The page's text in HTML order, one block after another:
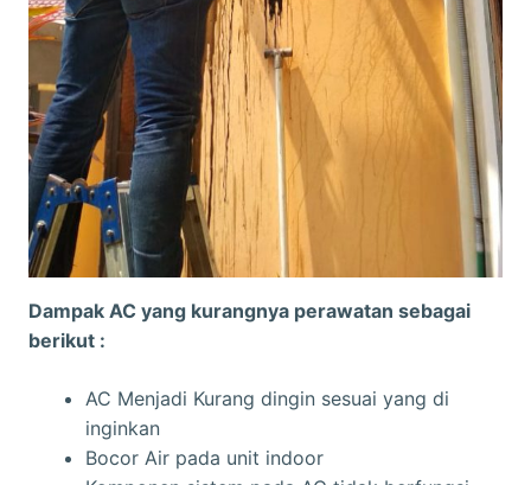
Dampak AC yang kurangnya perawatan sebagai
berikut :
AC Menjadi Kurang dingin sesuai yang di
inginkan
Bocor Air pada unit indoor